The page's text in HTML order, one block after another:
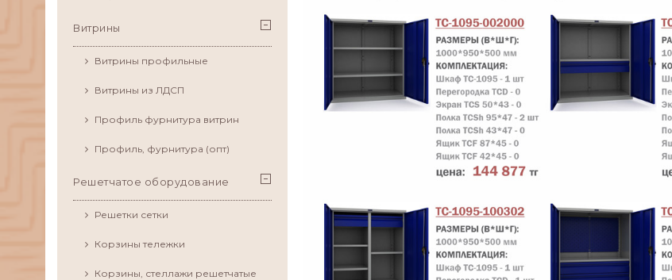
Витрины
Витрины профильные
Витрины из ЛДСП
Профиль фурнитура витрин
Профиль, фурнитура (опт)
Решетчатое оборудование
Решетки сетки
Корзины тележки
Корзины, стеллажи решетчатые